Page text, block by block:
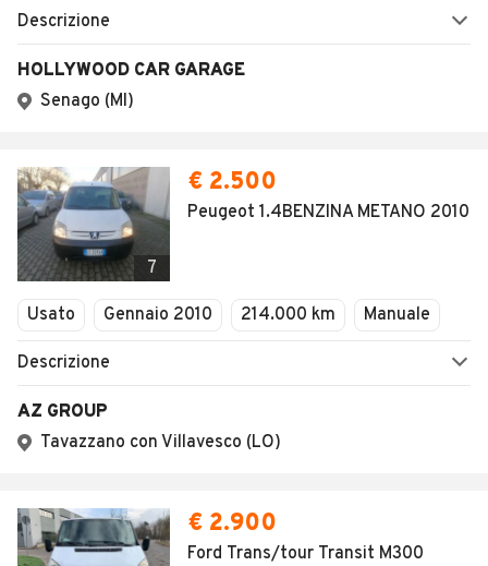
Descrizione
HOLLYWOOD CAR GARAGE
Senago (MI)
7
€ 2.500
Peugeot 1.4BENZINA METANO 2010
Usato Gennaio 2010 214.000 km Manuale
Descrizione
AZ GROUP
Tavazzano con Villavesco (LO)
€ 2.900
Ford Trans/tour Transit M300